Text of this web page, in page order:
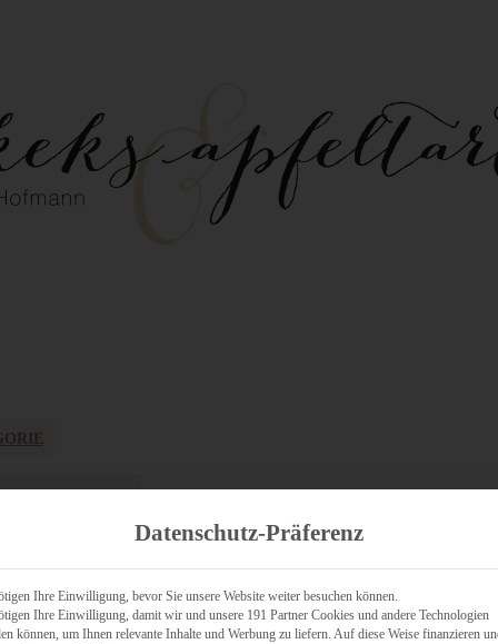
KÄSEKUCHEN
Datenschutz-Präferenz
Ihre Einwilligung, bevor Sie unsere Website weiter besuchen können.
Ihre Einwilligung, damit wir und unsere 191 Partner Cookies und andere Technologien
können, um Ihnen relevante Inhalte und Werbung zu liefern. Auf diese Weise finanzieren